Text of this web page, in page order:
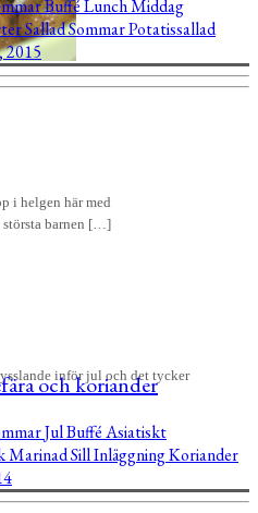
i helgen här med
största barnen […]
BufféLunchMiddag
SalladSommarPotatissallad
2015
inför jul och det tycker
och koriander
JulBufféAsiatiskt
MarinadSillInläggningKoriander